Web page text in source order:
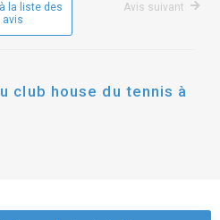
la liste des
avis
Avis suivant
club house du tennis à